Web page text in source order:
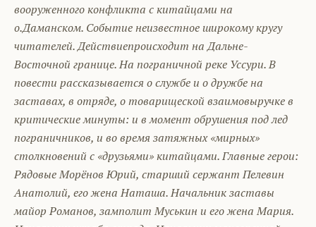
вооруженного конфликта с китайцами на
о.Даманском. Событие неизвестное широкому кругу
читателей. Действиепроисходит на Дальне-
Восточной границе. На пограничной реке Уссури. В
повести рассказывается о службе и о дружбе на
заставах, в отряде, о товарищеской взаимовыручке в
критические минуты: и в момент обрушения под лед
пограничников, и во время затяжных «мирных»
столкновений с «друзьями» китайцами. Главные герои:
Рядовые Морёнов Юрий, старший сержант Пелевин
Анатолий, его жена Наташа. Начальник заставы
майор Романов, замполит Муськин и его жена Мария.